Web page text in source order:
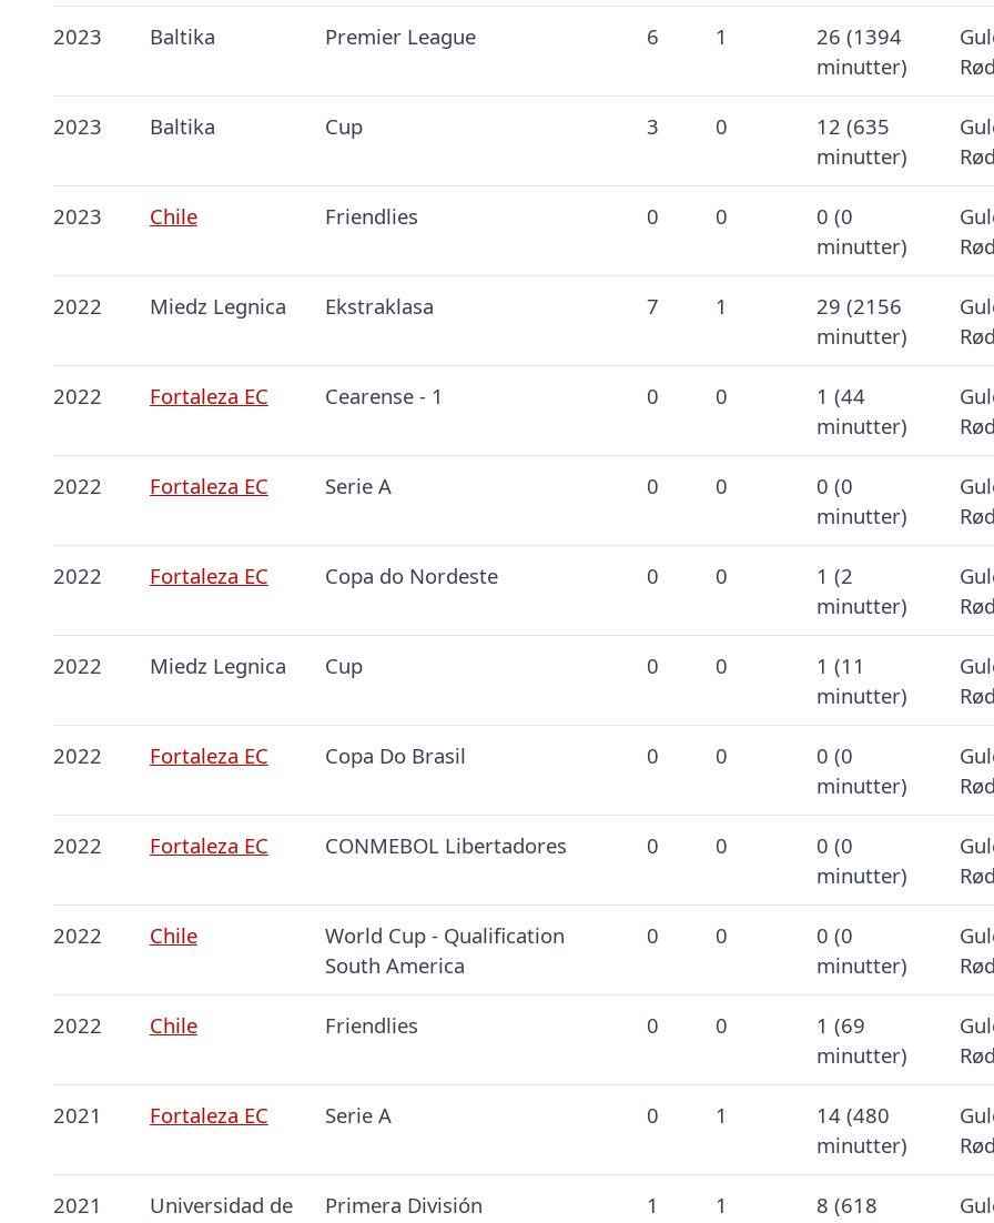
2023 Baltika Premier League 6 1
26 (1394
minutter)
2023 Baltika Cup 3 0
12 (635
minutter)
2023 Chile Friendlies 0 0
0 (0
minutter)
2022 Miedz Legnica Ekstraklasa 7 1
29 (2156
minutter)
2022 Fortaleza EC Cearense - 1 0 0
1 (44
minutter)
2022 Fortaleza EC Serie A 0 0
0 (0
minutter)
2022 Fortaleza EC Copa do Nordeste 0 0
1 (2
minutter)
2022 Miedz Legnica Cup 0 0
1 (11
minutter)
2022 Fortaleza EC Copa Do Brasil 0 0
0 (0
minutter)
2022 Fortaleza EC CONMEBOL Libertadores 0 0
0 (0
minutter)
2022 Chile
World Cup - Qualification
South America
0 0
0 (0
minutter)
2022 Chile Friendlies 0 0
1 (69
minutter)
2021 Fortaleza EC Serie A 0 1
14 (480
minutter)
2021
Universidad de
Primera División 1 1
8 (618